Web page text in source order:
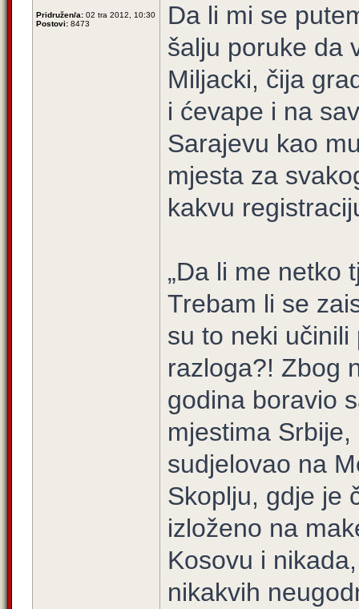
Pridružen/a: 02 tra 2012, 10:30
Postovi: 8473
Da li mi se
šalju poruke da
Miljacki, čija
i ćevape i na
Sarajevu kao
mjesta za
kakvu
„Da li me netko
Trebam li se
su to neki
razloga?! Zbog
godina boravio
mjestima
sudjelovao na
Skoplju, gdje je
izloženo na
Kosovu i
nikakvih